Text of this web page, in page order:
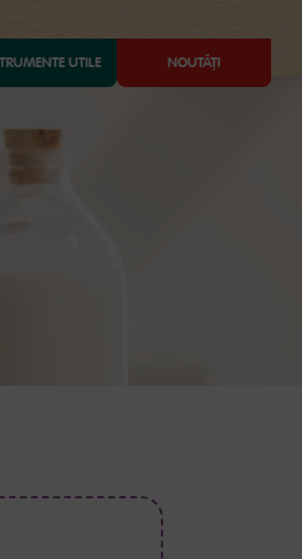
UTILE NOUTĂȚI